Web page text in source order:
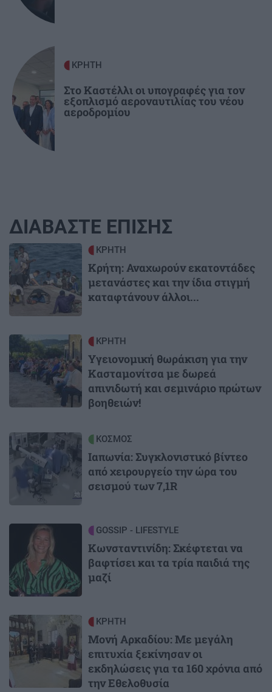
ΚΡΗΤΗ
Στο Καστέλλι οι υπογραφές για τον
εξοπλισμό αεροναυτιλίας του νέου
αεροδρομίου
ΔΙΑΒΑΣΤΕ ΕΠΙΣΗΣ
Image ΚΡΗΤΗ
Κρήτη: Αναχωρούν εκατοντάδες
μετανάστες και την ίδια στιγμή
καταφτάνουν άλλοι...
Image ΚΡΗΤΗ
Υγειονομική θωράκιση για την
Κασταμονίτσα με δωρεά
απινιδωτή και σεμινάριο πρώτων
βοηθειών!
Image ΚΟΣΜΟΣ
Ιαπωνία: Συγκλονιστικό βίντεο
από χειρουργείο την ώρα του
σεισμού των 7,1R
Image GOSSIP - LIFESTYLE
Κωνσταντινίδη: Σκέφτεται να
βαφτίσει και τα τρία παιδιά της
μαζί
Image ΚΡΗΤΗ
Μονή Αρκαδίου: Με μεγάλη
επιτυχία ξεκίνησαν οι
εκδηλώσεις για τα 160 χρόνια από
την Εθελοθυσία